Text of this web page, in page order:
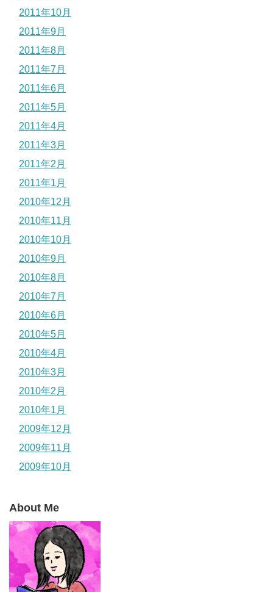
2011年10月
2011年9月
2011年8月
2011年7月
2011年6月
2011年5月
2011年4月
2011年3月
2011年2月
2011年1月
2010年12月
2010年11月
2010年10月
2010年9月
2010年8月
2010年7月
2010年6月
2010年5月
2010年4月
2010年3月
2010年2月
2010年1月
2009年12月
2009年11月
2009年10月
About Me